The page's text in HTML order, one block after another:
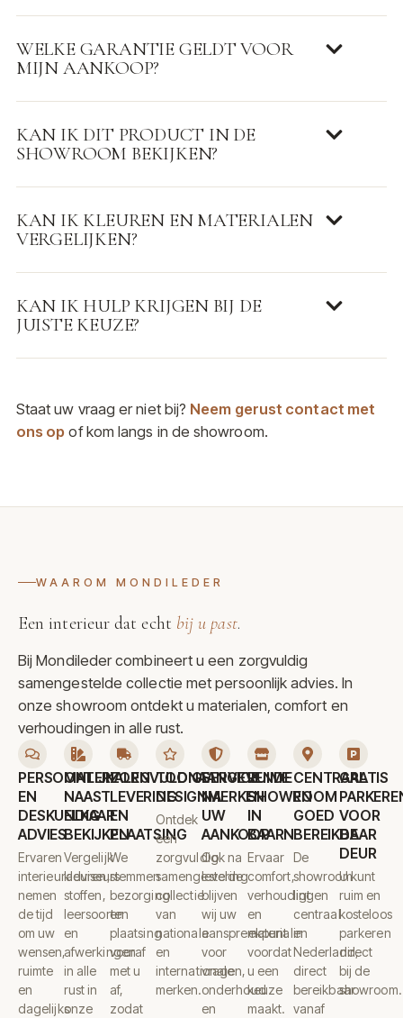
WELKE GARANTIE GELDT VOOR
MIJN AANKOOP?
KAN IK DIT PRODUCT IN DE
SHOWROOM BEKIJKEN?
KAN IK KLEUREN EN MATERIALEN
VERGELIJKEN?
KAN IK HULP KRIJGEN BIJ DE
JUISTE KEUZE?
Staat uw vraag er niet bij? Neem gerust contact met
ons op of kom langs in de showroom.
WAAROM MONDILEDER
Een interieur dat echt bij u past.
Bij Mondileder combineert u een zorgvuldig
samengestelde collectie met persoonlijk advies. In
onze showroom ontdekt u materialen, comfort en
verhoudingen in alle rust.
PERSOONLIJK
EN
DESKUNDIG
ADVIES
Ervaren
interieuradviseurs
nemen
de tijd
om uw
wensen,
ruimte
en
dagelijks
MATERIALEN
NAAST
ELKAAR
BEKIJKEN
Vergelijk
kleuren,
stoffen,
leersoorten
en
afwerkingen
in alle
rust in
onze
ZORGVULDIGE
LEVERING
EN
PLAATSING
We
stemmen
bezorging
en
plaatsing
vooraf
met u
af,
zodat
TOONAANGEVENDE
DESIGNMERKEN
Ontdek
een
zorgvuldig
samengestelde
collectie
van
nationale
en
internationale
merken.
SERVICE
NA
UW
AANKOOP
Ook na
levering
blijven
wij uw
aanspreekpunt
voor
vragen,
onderhoud
en
RUIME
SHOWROOM
IN
BAARN
Ervaar
comfort,
verhoudingen
en
materialen
voordat
u een
keuze
maakt.
CENTRAAL
EN
GOED
BEREIKBAAR
De
showroom
ligt
centraal
in
Nederland,
direct
bereikbaar
vanaf
GRATIS
VOOR
DE
DEUR
U kunt
ruim en
kosteloos
parkeren
direct
bij de
showroom.